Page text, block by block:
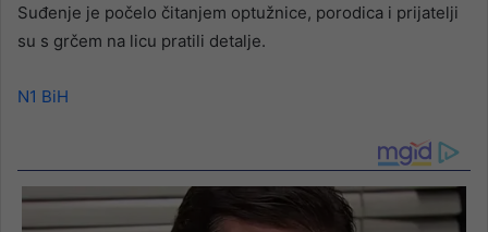
Suđenje je počelo čitanjem optužnice, porodica i prijatelji
su s grčem na licu pratili detalje.
N1 BiH